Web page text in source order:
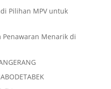
Pilihan MPV untuk
Menarik di